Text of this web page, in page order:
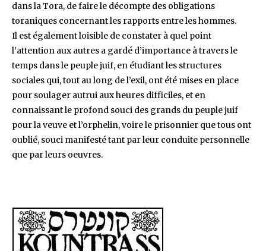
dans la Tora, de faire le décompte des obligations
toraniques concernant les rapports entre les hommes.
Il est également loisible de constater à quel point
l’attention aux autres a gardé d’importance à travers le
temps dans le peuple juif, en étudiant les structures
sociales qui, tout au long de l’exil, ont été mises en place
pour soulager autrui aux heures difficiles, et en
connaissant le profond souci des grands du peuple juif
pour la veuve et l’orphelin, voire le prisonnier que tous ont
oublié, souci manifesté tant par leur conduite personnelle
que par leurs oeuvres.